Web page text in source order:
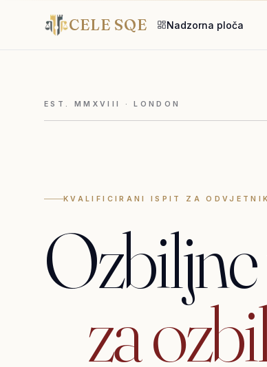
CELE SQE Nadzorna ploča
EST. MMXVIII · LONDON
KVALIFICIRANI ISPIT ZA
Ozbiljne
za